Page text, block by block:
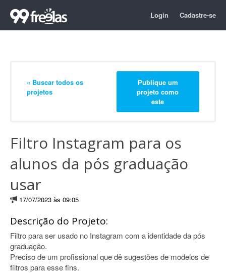
Login Cadastre-se
« Buscar todos os
projetos
Publique um
projeto como
este
Filtro Instagram para os
alunos da pós graduação
usar
17/07/2023 às 09:05
Descrição do Projeto:
Filtro para ser usado no Instagram com a identidade da pós
graduação.
Preciso de um profissional que dê sugestões de modelos de
filtros para esse fins.